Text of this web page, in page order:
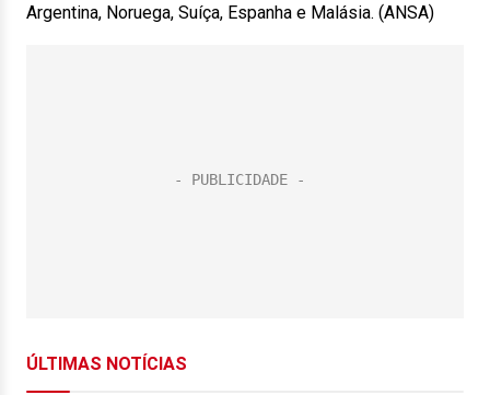
Argentina, Noruega, Suíça, Espanha e Malásia. (ANSA)